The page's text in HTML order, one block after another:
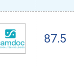
87.5